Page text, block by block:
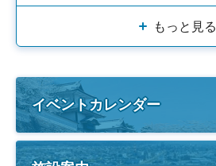
もっと見る
イベントカレンダー